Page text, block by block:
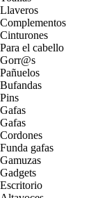
Llaveros
Complementos
Cinturones
Para el cabello
Gorr@s
Pañuelos
Bufandas
Pins
Gafas
Gafas
Cordones
Funda gafas
Gamuzas
Gadgets
Escritorio